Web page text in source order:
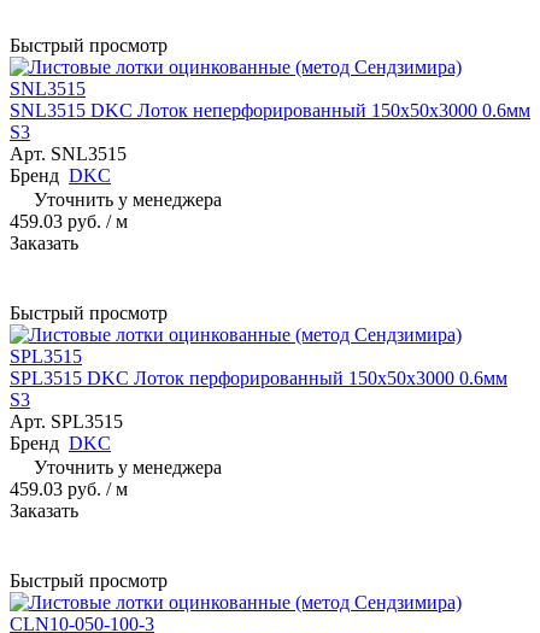
Быстрый просмотр
SNL3515 DKC Лоток неперфорированный 150х50х3000 0.6мм
S3
Арт. SNL3515
Бренд DKC
Уточнить у менеджера
459.03 руб. / м
Заказать
Быстрый просмотр
SPL3515 DKC Лоток перфорированный 150х50х3000 0.6мм
S3
Арт. SPL3515
Бренд DKC
Уточнить у менеджера
459.03 руб. / м
Заказать
Быстрый просмотр